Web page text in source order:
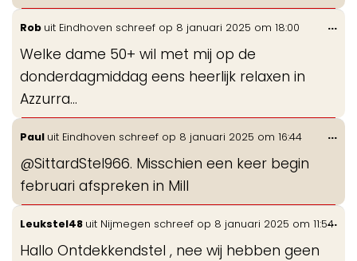
Rob uit Eindhoven schreef op 8 januari 2025 om 18:00
Welke dame 50+ wil met mij op de
donderdagmiddag eens heerlijk relaxen in
Azzurra...
...
Paul uit Eindhoven schreef op 8 januari 2025 om 16:44
@SittardStel966. Misschien een keer begin
februari afspreken in Mill
...
Leukstel48 uit Nijmegen schreef op 8 januari 2025 om 11:54
Hallo Ontdekkendstel , nee wij hebben geen
...